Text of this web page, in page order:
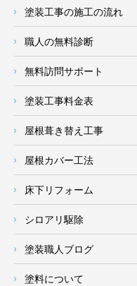
塗装工事の施工の流れ
職人の無料診断
無料訪問サポート
塗装工事料金表
屋根葺き替え工事
屋根カバー工法
床下リフォーム
シロアリ駆除
塗装職人ブログ
塗料について